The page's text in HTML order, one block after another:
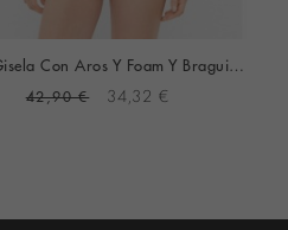
Bikini Gisela Con Aros Y Foam Y Braguita Bikini En Tejido Piqué (negro)
42,90 € 34,32 €